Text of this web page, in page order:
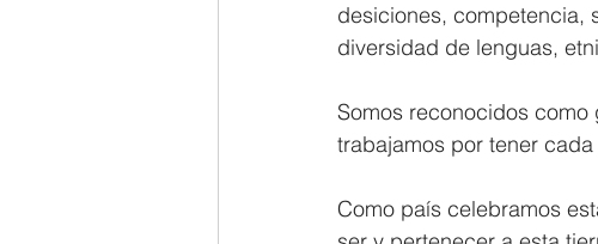
desiciones, competencia,
diversidad de lenguas,
Somos reconocidos
trabajamos por tener
Como país celebramos